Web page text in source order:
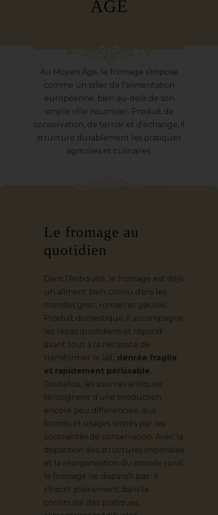
ÂGE
Au Moyen Âge, le fromage s’impose
comme un pilier de l’alimentation
européenne, bien au-delà de son
simple rôle nourricier. Produit de
conservation, de terroir et d’échange, il
structure durablement les pratiques
agricoles et culinaires.
Le fromage au
quotidien
Dans l’Antiquité, le fromage est déjà
un aliment bien connu dans les
mondes grec, romain et gaulois.
Produit domestique, il accompagne
les repas quotidiens et répond
avant tout à la nécessité de
transformer le lait, denrée fragile
et rapidement périssable
Toutefois, les sources antiques
témoignent d’une production
encore peu différenciée, aux
formes et usages limités par les
contraintes de conservation. Avec la
disparition des structures impériales
et la réorganisation du monde rural,
le fromage ne disparaît pas : il
s’inscrit pleinement dans la
continuité des pratiques